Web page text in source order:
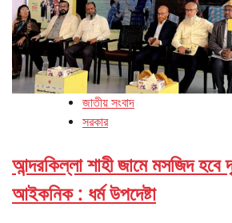
জাতীয় সংবাদ
সরকার
আন্দরকিল্লা শাহী জামে মসজিদ হবে
আইকনিক : ধর্ম উপদেষ্টা